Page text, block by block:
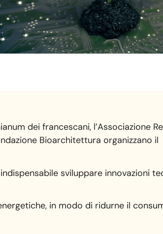
dei francescani, l’Associazione
Bioarchitettura organizzano il
sviluppare innovazioni
in modo di ridurne il